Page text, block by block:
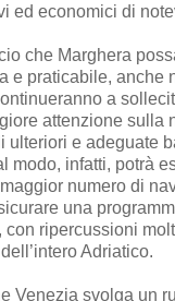
ed economici di
che Marghera
e praticabile, anche
a
attenzione sulla
ulteriori e adeguate
modo, infatti, potrà
numero di
una
ripercussioni
Adriatico.
Venezia svolga un